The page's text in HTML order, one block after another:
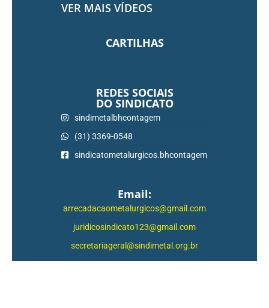
VER MAIS VÍDEOS
CARTILHAS
REDES SOCIAIS
DO SINDICATO
sindimetalbhcontagem
(31) 3369-0548
sindicatometalurgicos.bhcontagem
Email:
arrecadacaometalurgicos@gmail.com
juridicosindicato123@gmail.com
secretariageral@sindimetal.org.br